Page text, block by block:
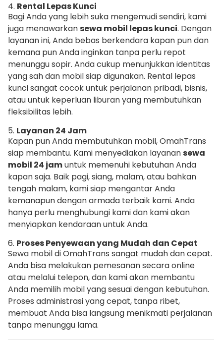
4. Rental Lepas Kunci
Bagi Anda yang lebih suka mengemudi sendiri, kami
juga menawarkansewa mobil lepas kunci. Dengan
layanan ini, Anda bebas berkendara kapan pun dan
kemana pun Anda inginkan tanpa perlu repot
menunggu sopir. Anda cukup menunjukkan identitas
yang sah dan mobil siap digunakan. Rental lepas
kunci sangat cocok untuk perjalanan pribadi, bisnis,
atau untuk keperluan liburan yang membutuhkan
fleksibilitas lebih.
5. Layanan 24 Jam
Kapan pun Anda membutuhkan mobil, OmahTrans
siap membantu. Kami menyediakan layanansewa
mobil 24 jamuntuk memenuhi kebutuhan Anda
kapan saja. Baik pagi, siang, malam, atau bahkan
tengah malam, kami siap mengantar Anda
kemanapun dengan armada terbaik kami. Anda
hanya perlu menghubungi kami dan kami akan
menyiapkan kendaraan untuk Anda.
6. Proses Penyewaan yang Mudah dan Cepat
Sewa mobil di OmahTrans sangat mudah dan cepat.
Anda bisa melakukan pemesanan secara online
atau melalui telepon, dan kami akan membantu
Anda memilih mobil yang sesuai dengan kebutuhan.
Proses administrasi yang cepat, tanpa ribet,
membuat Anda bisa langsung menikmati perjalanan
tanpa menunggu lama.